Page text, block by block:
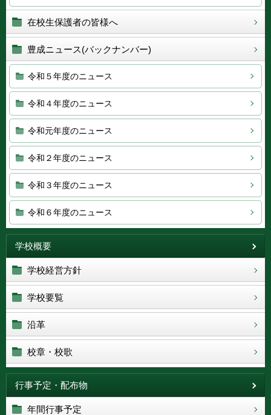
在校生保護者の皆様へ
豊成ニュース(バックナンバー)
令和５年度のニュース
令和４年度のニュース
令和元年度のニュース
令和２年度のニュース
令和３年度のニュース
令和６年度のニュース
学校概要
学校経営方針
学校要覧
沿革
校章・校歌
行事予定・配布物
年間行事予定